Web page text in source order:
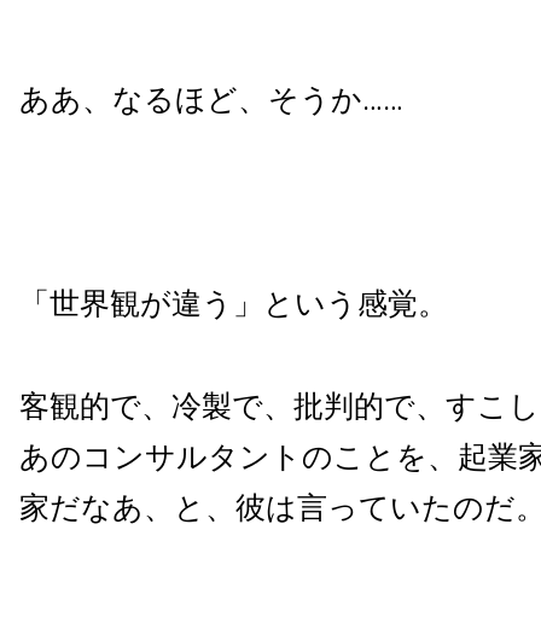
ああ、なるほど、そうか……
「世界観が違う」という感覚。
客観的で、冷製で、批判的で、すこ
あのコンサルタントのことを、起業
家だなあ、と、彼は言っていたのだ